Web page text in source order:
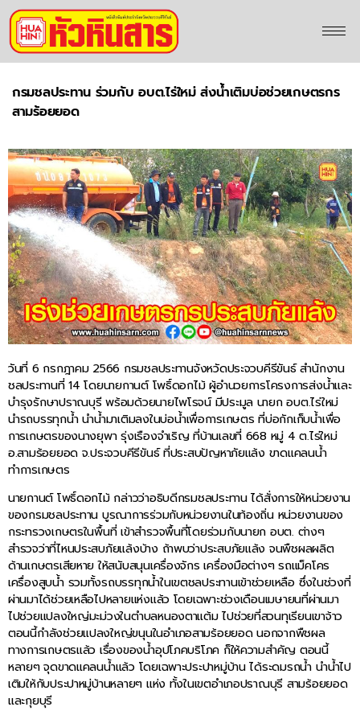
กรมชลประทาน ร่วมกับ อบต.ไร่ใหม่ ส่งน้ำเติมบ่อช่วยเกษตรกร
สามร้อยยอด
วันที่ 6 กรกฎาคม 2566 กรมชลประทานจังหวัดประจวบคีรีขันธ์ สำนักงาน
ชลประทานที่ 14 โดยนายกานต์ โพธิ์ดอกไม้ ผู้อำนวยการโครงการส่งน้ำและ
บำรุงรักษาปราณบุรี พร้อมด้วยนายไพโรจน์ มีประมูล นายก อบต.ไร่ใหม่
นำรถบรรทุกน้ำ นำน้ำมาเติมลงในบ่อน้ำเพื่อการเกษตร ที่บ่อกักเก็บน้ำเพื่อ
การเกษตรของนางยุพา รุ่งเรืองจำเริญ ที่บ้านเลขที่ 668 หมู่ 4 ต.ไร่ใหม่
อ.สามร้อยยอด จ.ประจวบคีรีขันธ์ ที่ประสบปัญหาภัยแล้ง ขาดแคลนน้ำ
ทำการเกษตร
นายกานต์ โพธิ์ดอกไม้ กล่าวว่าอธิบดีกรมชลประทาน ได้สั่งการให้หน่วยงาน
ของกรมชลประทาน บูรณาการร่วมกับหน่วยงานในท้องถิ่น หน่วยงานของ
กระทรวงเกษตรในพื้นที่ เข้าสำรวจพื้นที่โดยร่วมกับนายก อบต. ต่างๆ
สำรวจว่าที่ไหนประสบภัยแล้งบ้าง ถ้าพบว่าประสบภัยแล้ง จนพืชผลผลิต
ด้านเกษตรเสียหาย ให้สนับสนุนเครื่องจักร เครื่องมือต่างๆ รถแม็คโคร
เครื่องสูบน้ำ รวมทั้งรถบรรทุกน้ำในเขตชลประทานเข้าช่วยเหลือ ซึ่งในช่วงที่
ผ่านมาได้ช่วยเหลือไปหลายแห่งแล้ว โดยเฉพาะช่วงเดือนเมษายนที่ผ่านมา
ไปช่วยแปลงใหญ่มะม่วงในตำบลหนองตาแต้ม ไปช่วยที่สวนทุเรียนเขาจ้าว
ตอนนี้กำลังช่วยแปลงใหญ่ขนุนในอำเภอสามร้อยยอด นอกจากพืชผล
ทางการเกษตรแล้ว เรื่องของน้ำอุปโภคบริโภค ก็ให้ความสำคัญ ตอนนี้
หลายๆ จุดขาดแคลนน้ำแล้ว โดยเฉพาะประปาหมู่บ้าน ได้ระดมรถน้ำ นำน้ำไป
เติมให้กับประปาหมู่บ้านหลายๆ แห่ง ทั้งในเขตอำเภอปราณบุรี สามร้อยยอด
และกุยบุรี